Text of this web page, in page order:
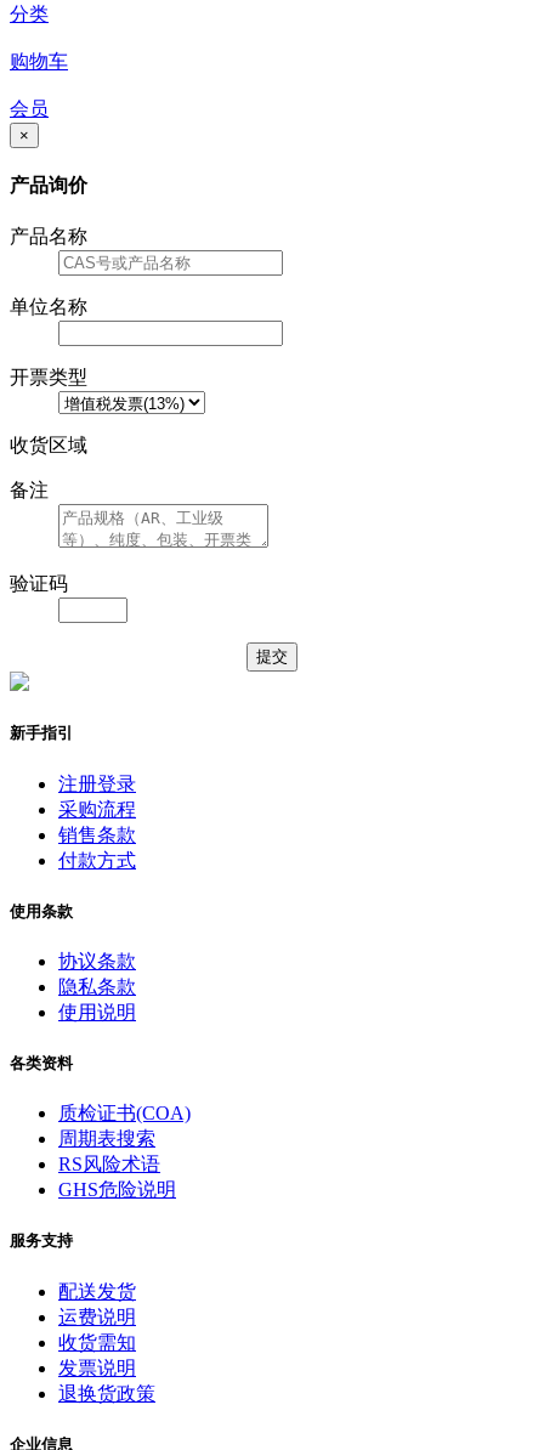
分类
购物车
会员
×
产品询价
产品名称
单位名称
开票类型
收货区域
备注
验证码
新手指引
注册登录
采购流程
销售条款
付款方式
使用条款
协议条款
隐私条款
使用说明
各类资料
质检证书(COA)
周期表搜索
RS风险术语
GHS危险说明
服务支持
配送发货
运费说明
收货需知
发票说明
退换货政策
企业信息